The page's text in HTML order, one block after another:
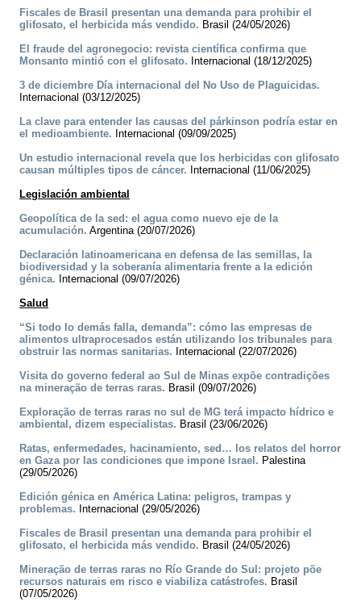
Fiscales de Brasil presentan una demanda para prohibir el
glifosato, el herbicida más vendido. Brasil (24/05/2026)
El fraude del agronegocio: revista científica confirma que
Monsanto mintió con el glifosato. Internacional (18/12/2025)
3 de diciembre Día internacional del No Uso de Plaguicidas.
Internacional (03/12/2025)
La clave para entender las causas del párkinson podría estar en
el medioambiente. Internacional (09/09/2025)
Un estudio internacional revela que los herbicidas con glifosato
causan múltiples tipos de cáncer. Internacional (11/06/2025)
Legislación ambiental
Geopolítica de la sed: el agua como nuevo eje de la
acumulación. Argentina (20/07/2026)
Declaración latinoamericana en defensa de las semillas, la
biodiversidad y la soberanía alimentaria frente a la edición
génica. Internacional (09/07/2026)
Salud
“Si todo lo demás falla, demanda”: cómo las empresas de
alimentos ultraprocesados están utilizando los tribunales para
obstruir las normas sanitarias. Internacional (22/07/2026)
Visita do governo federal ao Sul de Minas expõe contradições
na mineração de terras raras. Brasil (09/07/2026)
Exploração de terras raras no sul de MG terá impacto hídrico e
ambiental, dizem especialistas. Brasil (23/06/2026)
Ratas, enfermedades, hacinamiento, sed… los relatos del horror
en Gaza por las condiciones que impone Israel. Palestina
(29/05/2026)
Edición génica en América Latina: peligros, trampas y
problemas. Internacional (29/05/2026)
Fiscales de Brasil presentan una demanda para prohibir el
glifosato, el herbicida más vendido. Brasil (24/05/2026)
Mineração de terras raras no Río Grande do Sul: projeto põe
recursos naturais em risco e viabiliza catástrofes. Brasil
(07/05/2026)